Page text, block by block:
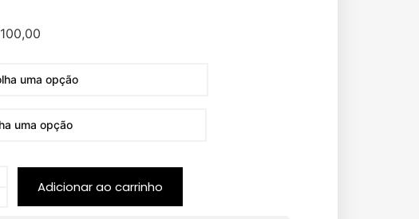
100,00
Adicionar ao carrinho